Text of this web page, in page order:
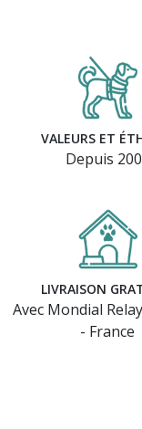
VALEURS ET
Depuis
LIVRAISON
Avec Mondial
- France